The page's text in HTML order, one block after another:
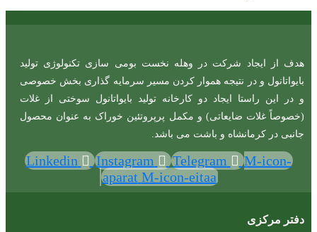
هدف از ایجاد شرکت در وهله نخست بومی سازی تکنولوژی تولید
بایواتانول و در نتیجه هموار کردن مسیر سرمایه گذاری بخش خصوصی
و در این راستا ایجاد دو کارخانه تولید بایواتانول سوختی از غلات
(خصوصاً غلات ضایعاتی) و مکمل پرپروتئین خوراک به عنوان محصول
جانبی در کرمانشاه و باشت می باشد.
Linkedin Instagram Telegram
M-icon-
aparat M-icon-eitaa
دفتر مرکزی